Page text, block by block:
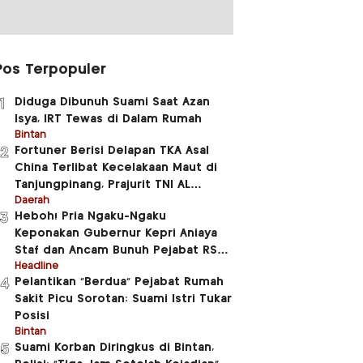
Terpopuler
Diduga Dibunuh Suami Saat Azan
Isya, IRT Tewas di Dalam Rumah
Bintan
Fortuner Berisi Delapan TKA Asal
China Terlibat Kecelakaan Maut di
Tanjungpinang, Prajurit TNI AL
Meninggal Dunia
Daerah
Heboh! Pria Ngaku-Ngaku
Keponakan Gubernur Kepri Aniaya
Staf dan Ancam Bunuh Pejabat RSUD
RAT
Headline
Pelantikan “Berdua” Pejabat Rumah
Sakit Picu Sorotan: Suami Istri Tukar
Posisi
Bintan
Suami Korban Diringkus di Bintan,